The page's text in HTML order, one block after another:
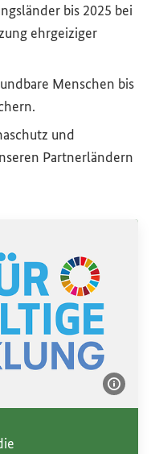
bis 2025 bei
ehrgeiziger
Menschen bis
und
Partnerländern